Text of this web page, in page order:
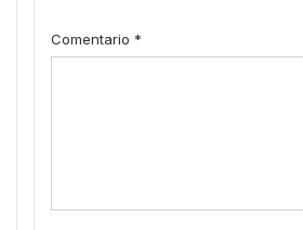
Comentario *